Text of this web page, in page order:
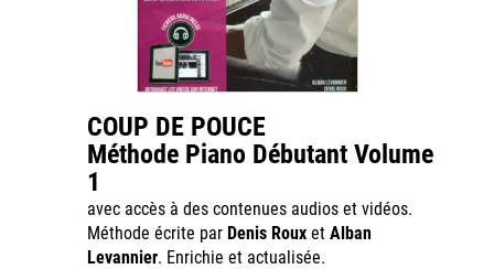
COUP DE POUCE
Méthode Piano Débutant Volume
1
avec accès à des contenues audios et vidéos.
Méthode écrite par Denis Roux et Alban
Levannier. Enrichie et actualisée.